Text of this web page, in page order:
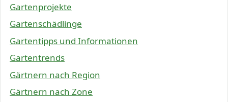
Gartenprojekte
Gartenschädlinge
Gartentipps und Informationen
Gartentrends
Gärtnern nach Region
Gärtnern nach Zone